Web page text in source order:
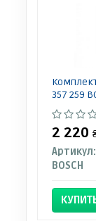
357 259
2 220
Артикул:
BOSCH